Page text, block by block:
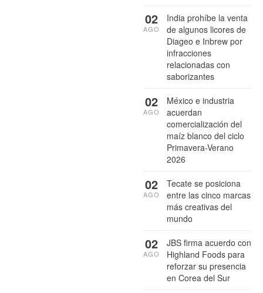
India prohíbe la venta
de algunos licores de
Diageo e Inbrew por
infracciones
relacionadas con
saborizantes
02
AGO
México e industria
acuerdan
comercialización del
maíz blanco del ciclo
Primavera-Verano
2026
02
AGO
Tecate se posiciona
entre las cinco marcas
más creativas del
mundo
02
AGO
JBS firma acuerdo con
Highland Foods para
reforzar su presencia
en Corea del Sur
02
AGO